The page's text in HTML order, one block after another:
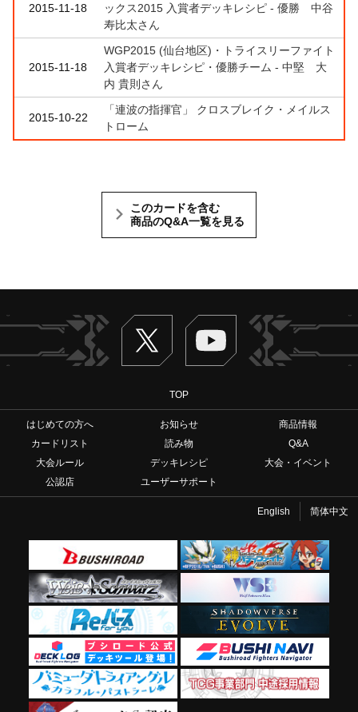
2015-11-18
ックス2015 入賞者デッキレシピ - 優勝 中谷
寿比太さん
2015-11-18
WGP2015 (仙台地区)・トライスリーファイト
入賞者デッキレシピ・優勝チーム - 中堅 大
内 貴則さん
2015-10-22
「連波の指揮官」 クロスブレイク・メイルス
トローム
このカードを含む
商品のQ&A一覧を見る
Twitter ヴァンガードch
TOP
はじめての方へ お知らせ
商品情報
カードリスト
読み物
Q&A
大会ルール
デッキレシピ
大会・イベント
公認店
ユーザーサポート
English 简体中文